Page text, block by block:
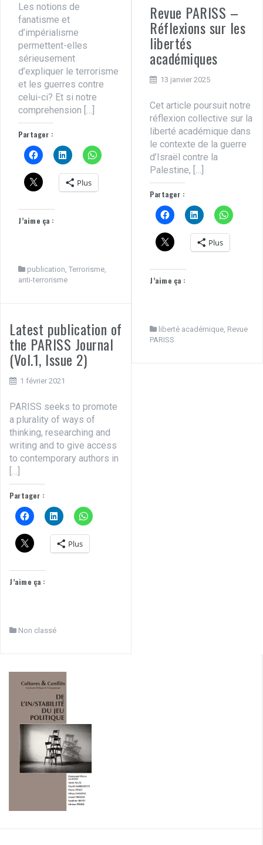
Les notions de
fanatisme et
d’impérialisme
permettent-elles
sérieusement
d’expliquer le terrorisme
et les guerres contre
celui-ci? Et si notre
comprehension […]
Partager :
Plus
J’aime ça :
publication Terrorisme,
anti-terrorisme
Revue PARISS –
Réflexions sur les
libertés
académiques
13 janvier 2025
Cet article poursuit notre
réflexion collective sur la
liberté académique dans
le contexte de la guerre
d’Israël contre la
Palestine, […]
Partager :
Plus
J’aime ça :
liberté académique, Revue
PARISS
Latest publication of
the PARISS Journal
(Vol.1, Issue 2)
1 février 2021
PARISS seeks to promote
a plurality of ways of
thinking, researching and
writing and to give access
to contemporary authors in
[…]
Partager :
Plus
J’aime ça :
Non classé